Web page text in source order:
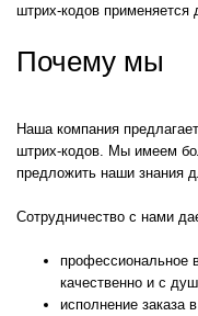
штрих-кодов применяется
Почему мы
Наша компания
штрих-кодов. Мы имеем
предложить наши знания
Сотрудничество с нами
профессиональное
качественно и с
исполнение заказа